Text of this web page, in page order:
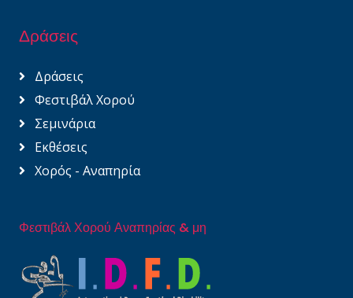
Δράσεις
Δράσεις
Φεστιβάλ Χορού
Σεμινάρια
Εκθέσεις
Χορός - Αναπηρία
Φεστιβάλ Χορού Αναπηρίας & μη